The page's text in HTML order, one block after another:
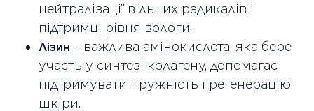
нейтралізації вільних радикалів і
підтримці рівня вологи.
Лізин – важлива амінокислота, яка бере
участь у синтезі колагену, допомагає
підтримувати пружність і регенерацію
шкіри.